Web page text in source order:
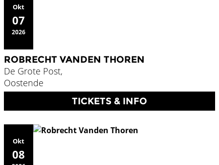
Okt
07
2026
ROBRECHT VANDEN THOREN
De Grote Post,
Oostende
TICKETS & INFO
Okt
08